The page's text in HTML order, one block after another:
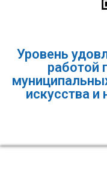
Уровень
работой
искусства и